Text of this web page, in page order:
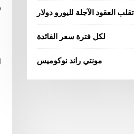
تقلب العقود الآجلة لليورو دولار
لكل فترة سعر الفائدة
مونتي راند نوكوميس